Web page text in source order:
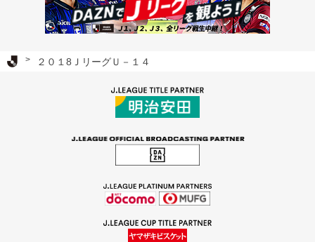
Ｊリーグ TOP
２０１8ＪリーグＵ－１４